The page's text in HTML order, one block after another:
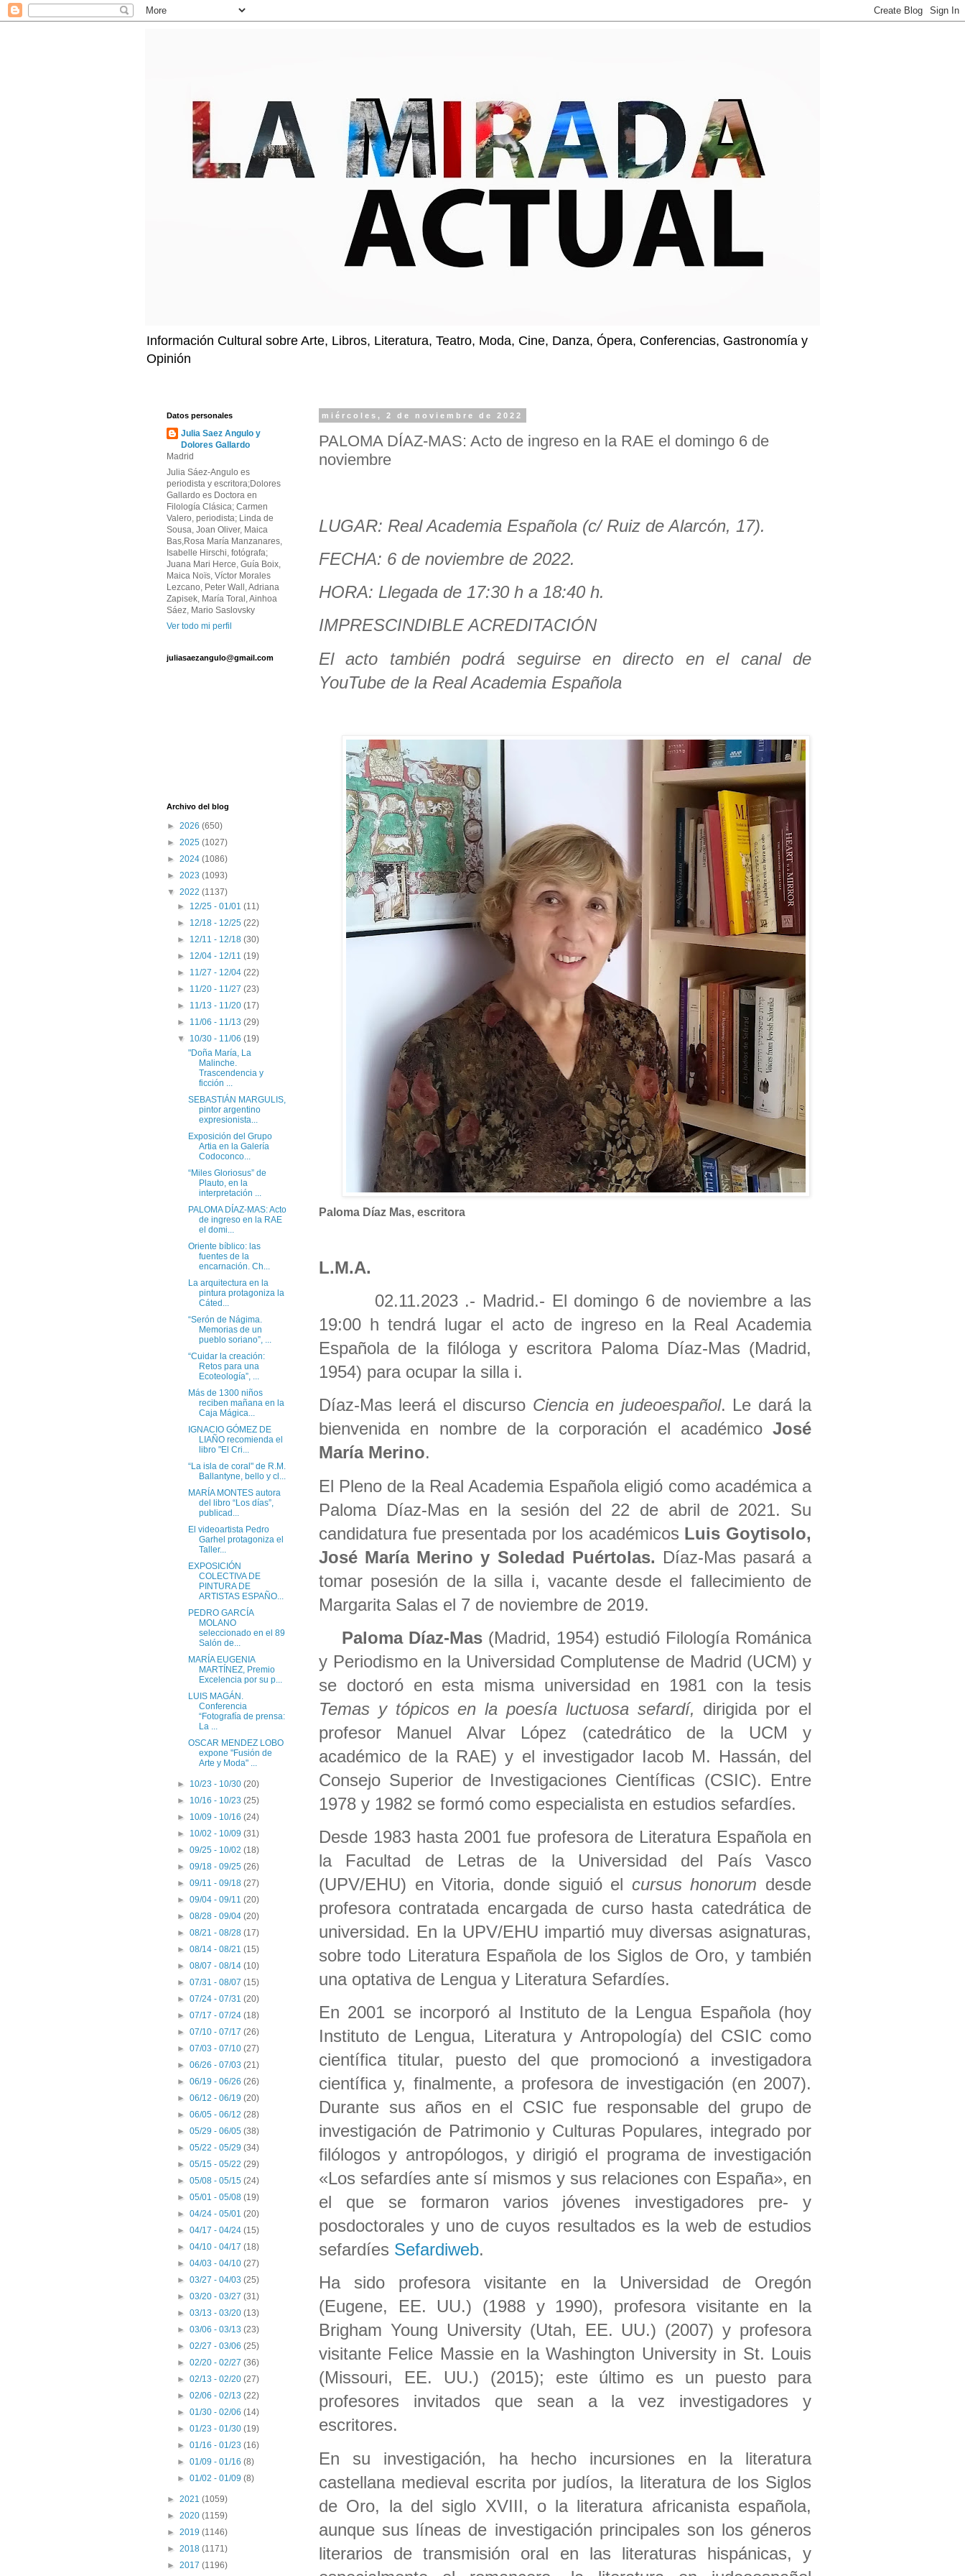
Información Cultural sobre Arte, Libros, Literatura, Teatro, Moda, Cine, Danza, Ópera, Conferencias, Gastronomía y
Opinión
miércoles, 2 de noviembre de 2022
PALOMA DÍAZ-MAS: Acto de ingreso en la RAE el domingo 6 de
noviembre
LUGAR: Real Academia Española (c/ Ruiz de Alarcón, 17).
FECHA: 6 de noviembre de 2022.
HORA: Llegada de 17:30 h a 18:40 h.
IMPRESCINDIBLE ACREDITACIÓN
El acto también podrá seguirse en directo en el canal de
YouTube de la Real Academia Española
Paloma Díaz Mas, escritora
L.M.A.
02.11.2023 .- Madrid.- El domingo 6 de noviembre a las
19:00 h tendrá lugar el acto de ingreso en la Real Academia
Española de la filóloga y escritora Paloma Díaz-Mas (Madrid,
1954) para ocupar la silla i.
Díaz-Mas leerá el discurso Ciencia en judeoespañol. Le dará la
bienvenida en nombre de la corporación el académico José
María Merino.
El Pleno de la Real Academia Española eligió como académica a
Paloma Díaz-Mas en la sesión del 22 de abril de 2021. Su
candidatura fue presentada por los académicos Luis Goytisolo,
José María Merino y Soledad Puértolas. Díaz-Mas pasará a
tomar posesión de la silla i, vacante desde el fallecimiento de
Margarita Salas el 7 de noviembre de 2019.
Paloma Díaz-Mas (Madrid, 1954) estudió Filología Románica
y Periodismo en la Universidad Complutense de Madrid (UCM) y
se doctoró en esta misma universidad en 1981 con la tesis
Temas y tópicos en la poesía luctuosa sefardí, dirigida por el
profesor Manuel Alvar López (catedrático de la UCM y
académico de la RAE) y el investigador Iacob M. Hassán, del
Consejo Superior de Investigaciones Científicas (CSIC). Entre
1978 y 1982 se formó como especialista en estudios sefardíes.
Desde 1983 hasta 2001 fue profesora de Literatura Española en
la Facultad de Letras de la Universidad del País Vasco
(UPV/EHU) en Vitoria, donde siguió el cursus honorum desde
profesora contratada encargada de curso hasta catedrática de
universidad. En la UPV/EHU impartió muy diversas asignaturas,
sobre todo Literatura Española de los Siglos de Oro, y también
una optativa de Lengua y Literatura Sefardíes.
En 2001 se incorporó al Instituto de la Lengua Española (hoy
Instituto de Lengua, Literatura y Antropología) del CSIC como
científica titular, puesto del que promocionó a investigadora
científica y, finalmente, a profesora de investigación (en 2007).
Durante sus años en el CSIC fue responsable del grupo de
investigación de Patrimonio y Culturas Populares, integrado por
filólogos y antropólogos, y dirigió el programa de investigación
«Los sefardíes ante sí mismos y sus relaciones con España», en
el que se formaron varios jóvenes investigadores pre- y
posdoctorales y uno de cuyos resultados es la web de estudios
sefardíes Sefardiweb.
Ha sido profesora visitante en la Universidad de Oregón
(Eugene, EE. UU.) (1988 y 1990), profesora visitante en la
Brigham Young University (Utah, EE. UU.) (2007) y profesora
visitante Felice Massie en la Washington University in St. Louis
(Missouri, EE. UU.) (2015); este último es un puesto para
profesores invitados que sean a la vez investigadores y
escritores.
En su investigación, ha hecho incursiones en la literatura
castellana medieval escrita por judíos, la literatura de los Siglos
de Oro, la del siglo XVIII, o la literatura africanista española,
aunque sus líneas de investigación principales son los géneros
literarios de transmisión oral en las literaturas hispánicas, y
Datos personales
Julia Saez Angulo y
Dolores Gallardo
Madrid
Julia Sáez-Angulo es
periodista y escritora;Dolores
Gallardo es Doctora en
Filología Clásica; Carmen
Valero, periodista; Linda de
Sousa, Joan Oliver, Maica
Bas,Rosa María Manzanares,
Isabelle Hirschi, fotógrafa;
Juana Mari Herce, Guía Boix,
Maica Noïs, Víctor Morales
Lezcano, Peter Wall, Adriana
Zapisek, María Toral, Ainhoa
Sáez, Mario Saslovsky
Ver todo mi perfil
juliasaezangulo@gmail.com
Archivo del blog
► 2026 (650)
► 2025 (1027)
► 2024 (1086)
► 2023 (1093)
▼ 2022 (1137)
► 12/25 - 01/01(11)
► 12/18 - 12/25(22)
► 12/11 - 12/18(30)
► 12/04 - 12/11(19)
► 11/27 - 12/04(22)
► 11/20 - 11/27(23)
► 11/13 - 11/20(17)
► 11/06 - 11/13(29)
▼ 10/30 - 11/06(19)
"Doña María, La
Malinche.
Trascendencia y
ficción ...
SEBASTIÁN MARGULIS,
pintor argentino
expresionista...
Exposición del Grupo
Artia en la Galería
Codoconco...
“Miles Gloriosus” de
Plauto, en la
interpretación ...
PALOMA DÍAZ-MAS: Acto
de ingreso en la RAE
el domi...
Oriente bíblico: las
fuentes de la
encarnación. Ch...
La arquitectura en la
pintura protagoniza la
Cáted...
“Serón de Nágima.
Memorias de un
pueblo soriano”, ...
“Cuidar la creación:
Retos para una
Ecoteología”, ...
Más de 1300 niños
reciben mañana en la
Caja Mágica...
IGNACIO GÓMEZ DE
LIAÑO recomienda el
libro "El Cri...
“La isla de coral" de R.M.
Ballantyne, bello y cl...
MARÍA MONTES autora
del libro “Los días”,
publicad...
El videoartista Pedro
Garhel protagoniza el
Taller...
EXPOSICIÓN
COLECTIVA DE
PINTURA DE
ARTISTAS ESPAÑO...
PEDRO GARCÍA
MOLANO
seleccionado en el 89
Salón de...
MARÍA EUGENIA
MARTÍNEZ, Premio
Excelencia por su p...
LUIS MAGÁN.
Conferencia
“Fotografía de prensa:
La ...
OSCAR MENDEZ LOBO
expone "Fusión de
Arte y Moda" ...
► 10/23 - 10/30(20)
► 10/16 - 10/23(25)
► 10/09 - 10/16(24)
► 10/02 - 10/09(31)
►09/25 - 10/02(18)
►09/18 - 09/25(26)
►09/11 - 09/18(27)
►09/04 - 09/11(20)
►08/28 - 09/04(20)
►08/21 - 08/28(17)
►08/14 - 08/21(15)
►08/07 - 08/14(10)
►07/31 - 08/07(15)
►07/24 - 07/31(20)
►07/17 - 07/24(18)
►07/10 - 07/17(26)
►07/03 - 07/10(27)
►06/26 - 07/03(21)
►06/19 - 06/26(26)
►06/12 - 06/19(20)
►06/05 - 06/12(28)
►05/29 - 06/05(38)
►05/22 - 05/29(34)
►05/15 - 05/22(29)
►05/08 - 05/15(24)
►05/01 - 05/08(19)
►04/24 - 05/01(20)
►04/17 - 04/24(15)
►04/10 - 04/17(18)
►04/03 - 04/10(27)
►03/27 - 04/03(25)
►03/20 - 03/27(31)
►03/13 - 03/20(13)
►03/06 - 03/13(23)
►02/27 - 03/06(25)
►02/20 - 02/27(36)
►02/13 - 02/20(27)
►02/06 - 02/13(22)
►01/30 - 02/06(14)
►01/23 - 01/30(19)
►01/16 - 01/23(16)
►01/09 - 01/16(8)
►01/02 - 01/09(8)
► 2021 (1059)
► 2020 (1159)
► 2019 (1146)
► 2018 (1171)
► 2017 (1196)